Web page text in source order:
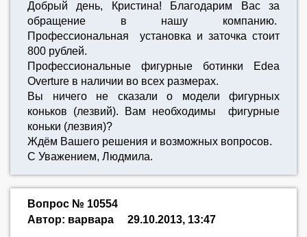
Добрый день, Кристина! Благодарим Вас за
обращение в нашу компанию.
Профессиональная установка и заточка стоит
800 рублей.
Профессиональные фигурные ботинки Edea
Overture в наличии во всех размерах.
Вы ничего не сказали о модели фигурных
коньков (лезвий). Вам необходимы фигурные
коньки (лезвия)?
Ждём Вашего решения и возможных вопросов.
С Уважением, Людмила.
Вопрос № 10554
Автор: варвара
29.10.2013, 13:47